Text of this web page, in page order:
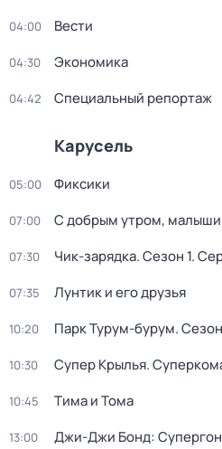
04:00 Вести
04:30 Экономика
04:42 Специальный репортаж
Карусель
05:00 Фиксики
07:00 С добрым утром,
07:30 Чик-зарядка. Сезон 1.
07:35 Лунтик и его друзья
10:20 Парк Турум-бурум.
10:30 Супер Крылья.
10:45 Тима и Тома
13:00 Джи-Джи Бонд: